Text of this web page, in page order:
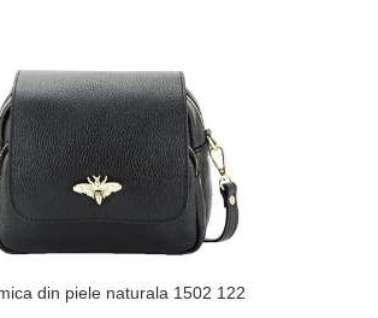
din piele naturala 1502 122